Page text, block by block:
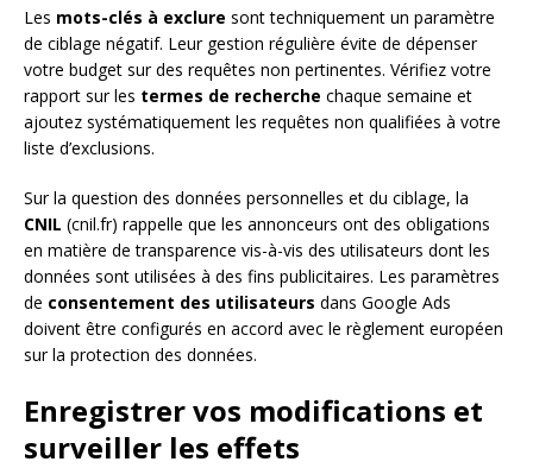
Les mots-clés à exclure sont techniquement un paramètre
de ciblage négatif. Leur gestion régulière évite de dépenser
votre budget sur des requêtes non pertinentes. Vérifiez votre
rapport sur les termes de recherche chaque semaine et
ajoutez systématiquement les requêtes non qualifiées à votre
liste d’exclusions.
Sur la question des données personnelles et du ciblage, la
CNIL (cnil.fr) rappelle que les annonceurs ont des obligations
en matière de transparence vis-à-vis des utilisateurs dont les
données sont utilisées à des fins publicitaires. Les paramètres
de consentement des utilisateurs dans Google Ads
doivent être configurés en accord avec le règlement européen
sur la protection des données.
Enregistrer vos modifications et
surveiller les effets